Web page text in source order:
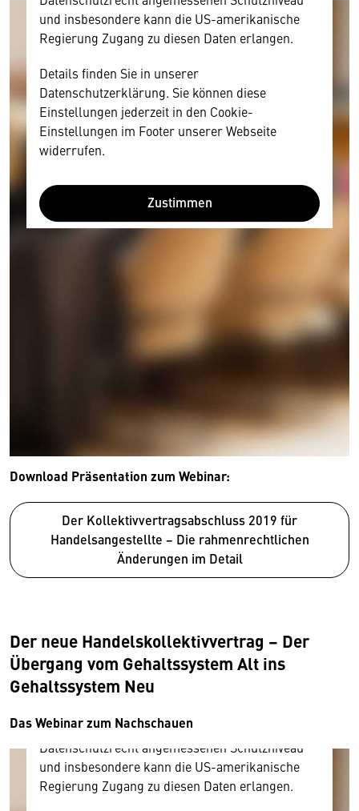
und insbesondere kann die US-amerikanische
Regierung Zugang zu diesen Daten erlangen.
Details finden Sie in unserer
Datenschutzerklärung. Sie können diese
Einstellungen jederzeit in den Cookie-
Einstellungen im Footer unserer Webseite
widerrufen.
Zustimmen
Download Präsentation zum Webinar:
Der Kollektivvertragsabschluss 2019 für
Handelsangestellte − Die rahmenrechtlichen
Änderungen im Detail
Der neue Handelskollektivvertrag – Der
Übergang vom Gehaltssystem Alt ins
Gehaltssystem Neu
Das Webinar zum Nachschauen
Wir benötigen Ihre Zustimmung
Inhalt anzeigen. Dafür benötigen wir allerdings
Ihre Zustimmung, da Ihr Browser
personenbezogene technische Daten zu Geräten
und Nutzerverhalten mitunter mit US-
Diese Daten unterliegen keinem dem EU-
Datenschutzrecht angemessenen Schutzniveau
und insbesondere kann die US-amerikanische
Regierung Zugang zu diesen Daten erlangen.